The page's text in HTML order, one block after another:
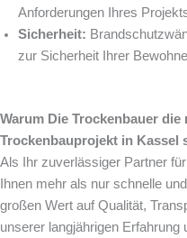
Anforderungen Ihres
Sicherheit:
zur Sicherheit Ihrer
Warum Die Trockenbauer
Trockenbauprojekt in Kassel
Als Ihr zuverlässiger Partner für
Ihnen mehr als nur schnelle
großen Wert auf Qualität,
unserer langjährigen Erfahrung